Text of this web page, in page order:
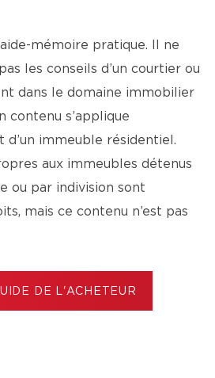
mémoire pratique. Il ne
les conseils d’un courtier ou
dans le domaine immobilier
contenu s’applique
d’un immeuble résidentiel.
aux immeubles détenus
ou par indivision sont
mais ce contenu n’est pas
DE L'ACHETEUR